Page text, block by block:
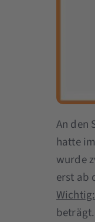
An den
hatte
wurde
erst ab
Wichtig: